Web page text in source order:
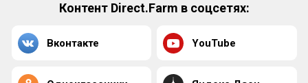
Контент Direct.Farm в соцсетях:
Вконтакте YouTube